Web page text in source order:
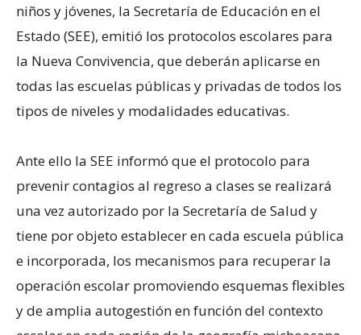
niños y jóvenes, la Secretaría de Educación en el
Estado (SEE), emitió los protocolos escolares para
la Nueva Convivencia, que deberán aplicarse en
todas las escuelas públicas y privadas de todos los
tipos de niveles y modalidades educativas.
Ante ello la SEE informó que el protocolo para
prevenir contagios al regreso a clases se realizará
una vez autorizado por la Secretaría de Salud y
tiene por objeto establecer en cada escuela pública
e incorporada, los mecanismos para recuperar la
operación escolar promoviendo esquemas flexibles
y de amplia autogestión en función del contexto